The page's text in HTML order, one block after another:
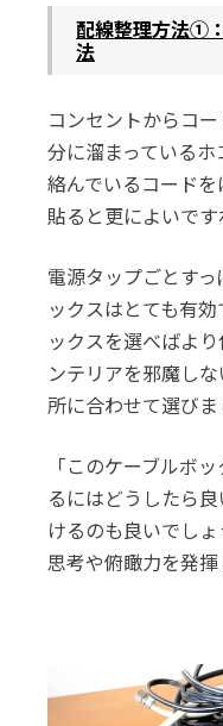
配線整理方法①
法
コンセントからコ
分に溜まっているホ
絡んでいるコード
貼ると更によいです
電源タップごとす
ックスはとても有
ックスを選べばよ
ンテリアを邪魔し
所に合わせて選びま
「このケーブルボ
るにはどうしたら
けるのも良いでし
思考や俯瞰力を発揮